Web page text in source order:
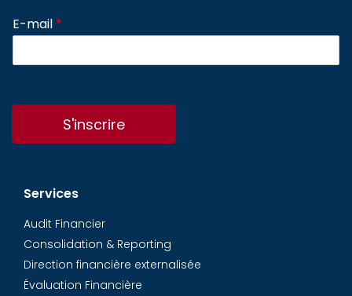
E-mail *
S'inscrire
Services
Audit Financier
Consolidation & Reporting
Direction financière externalisée
Évaluation Financière